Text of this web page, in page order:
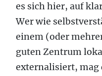
es sich hier, auf
Wer wie
einem (oder
guten Zentrum
externalisiert, mag